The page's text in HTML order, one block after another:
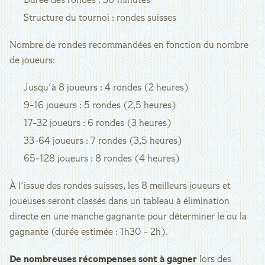
Structure du tournoi : rondes suisses
Nombre de rondes recommandées en fonction du nombre
de joueurs:
Jusqu'à 8 joueurs : 4 rondes (2 heures)
9-16 joueurs : 5 rondes (2,5 heures)
17-32 joueurs : 6 rondes (3 heures)
33-64 joueurs : 7 rondes (3,5 heures)
65-128 joueurs : 8 rondes (4 heures)
À l'issue des rondes suisses, les 8 meilleurs joueurs et
joueuses seront classés dans un tableau à élimination
directe en une manche gagnante pour déterminer le ou la
gagnante (durée estimée : 1h30 - 2h).
De nombreuses récompenses sont à gagnerlors des